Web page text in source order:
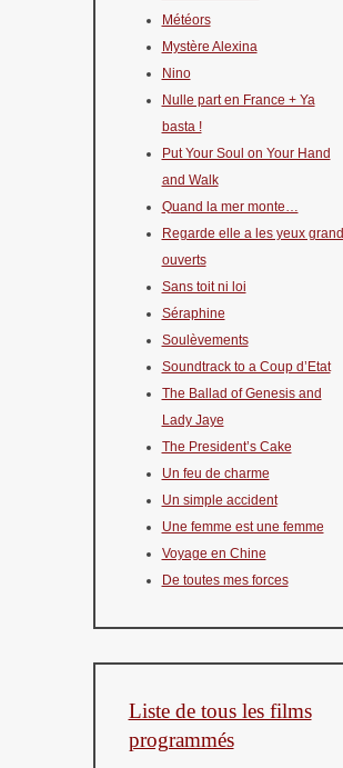
Météors
Mystère Alexina
Nino
Nulle part en France + Ya
basta !
Put Your Soul on Your Hand
and Walk
Quand la mer monte…
Regarde elle a les yeux grand
ouverts
Sans toit ni loi
Séraphine
Soulèvements
Soundtrack to a Coup d’Etat
The Ballad of Genesis and
Lady Jaye
The President’s Cake
Un feu de charme
Un simple accident
Une femme est une femme
Voyage en Chine
De toutes mes forces
Liste de tous les films
programmés